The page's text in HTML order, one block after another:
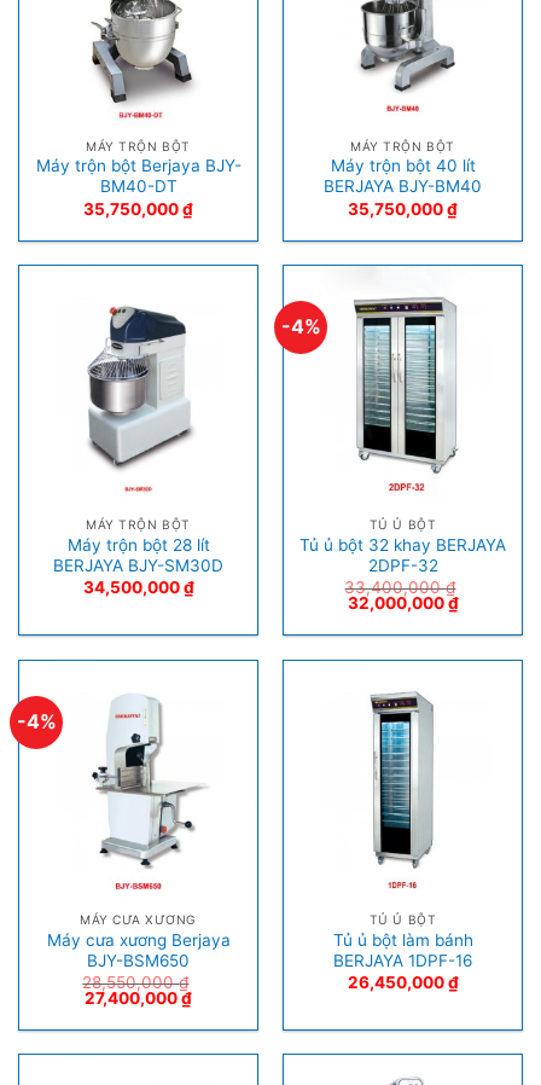
MÁY TRỘN BỘT
Máy trộn bột Berjaya BJY-
BM40-DT
35,750,000₫
MÁY TRỘN BỘT
Máy trộn bột 40 lít
BERJAYA BJY-BM40
35,750,000₫
MÁY TRỘN BỘT
Máy trộn bột 28 lít
BERJAYA BJY-SM30D
34,500,000₫
-4%
TỦ Ủ BỘT
Tủ ủ bột 32 khay BERJAYA
2DPF-32
33,400,000₫
32,000,000₫
-4%
MÁY CƯA XƯƠNG
Máy cưa xương Berjaya
BJY-BSM650
28,550,000₫
27,400,000₫
TỦ Ủ BỘT
Tủ ủ bột làm bánh
BERJAYA 1DPF-16
26,450,000₫